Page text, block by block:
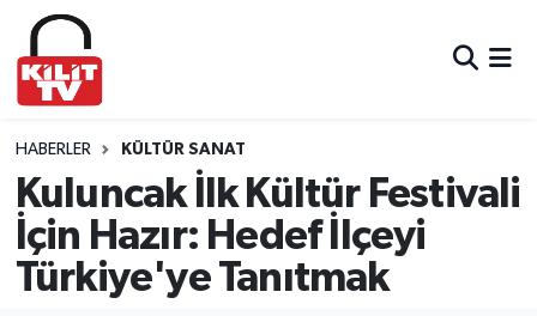
HABERLER KÜLTÜR SANAT
Kuluncak İlk Kültür Festivali
İçin Hazır: Hedef İlçeyi
Türkiye'ye Tanıtmak
Hava Durumu
Trafik Durumu
Süper Lig Puan Durumu ve Fikstür
Tüm Manşetler